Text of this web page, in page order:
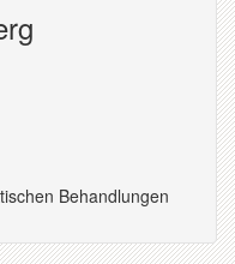
Behandlungen